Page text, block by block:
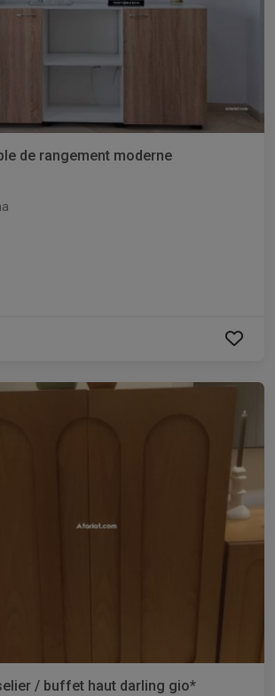
de rangement moderne
/ buffet haut darling gio*